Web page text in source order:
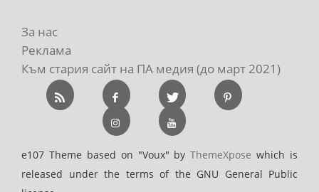
За нас
Реклама
Към стария сайт на ПА медия (до март 2021)
e107 Theme based on "Voux" byThemeXpose which is
released under the terms of the GNU General Public